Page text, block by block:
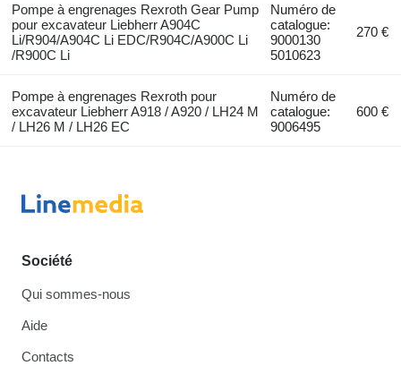
Pompe à engrenages Rexroth Gear Pump
pour excavateur Liebherr A904C
Li/R904/A904C Li EDC/R904C/A900C Li
/R900C Li
Numéro de
catalogue:
9000130
5010623
270 €
Pompe à engrenages Rexroth pour
excavateur Liebherr A918 / A920 / LH24 M
/ LH26 M / LH26 EC
Numéro de
catalogue:
9006495
600 €
Société
Qui sommes-nous
Aide
Contacts